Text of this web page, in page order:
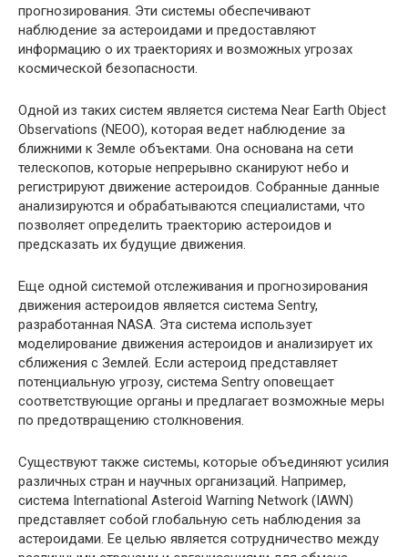
прогнозирования. Эти системы обеспечивают
наблюдение за астероидами и предоставляют
информацию о их траекториях и возможных угрозах
космической безопасности.
Одной из таких систем является система Near Earth Object
Observations (NEOO), которая ведет наблюдение за
ближними к Земле объектами. Она основана на сети
телескопов, которые непрерывно сканируют небо и
регистрируют движение астероидов. Собранные данные
анализируются и обрабатываются специалистами, что
позволяет определить траекторию астероидов и
предсказать их будущие движения.
Еще одной системой отслеживания и прогнозирования
движения астероидов является система Sentry,
разработанная NASA. Эта система использует
моделирование движения астероидов и анализирует их
сближения с Землей. Если астероид представляет
потенциальную угрозу, система Sentry оповещает
соответствующие органы и предлагает возможные меры
по предотвращению столкновения.
Существуют также системы, которые объединяют усилия
различных стран и научных организаций. Например,
система International Asteroid Warning Network (IAWN)
представляет собой глобальную сеть наблюдения за
астероидами. Ее целью является сотрудничество между